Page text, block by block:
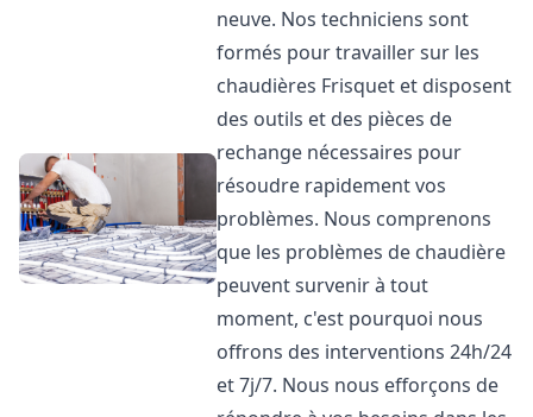
neuve. Nos techniciens sont
formés pour travailler sur les
chaudières Frisquet et disposent
des outils et des pièces de
rechange nécessaires pour
résoudre rapidement vos
problèmes. Nous comprenons
que les problèmes de chaudière
peuvent survenir à tout
moment, c'est pourquoi nous
offrons des interventions 24h/24
et 7j/7. Nous nous efforçons de